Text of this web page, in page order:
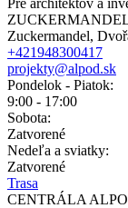
Zuckermandel,
+421948300417
projekty@alpod.sk
Pondelok - Piatok:
9:00 - 17:00
Sobota:
Zatvorené
Nedeľa a sviatky:
Zatvorené
Trasa
CENTRÁLA